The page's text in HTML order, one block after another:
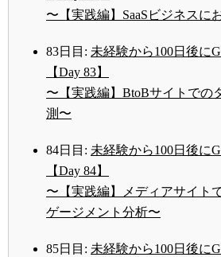
〜【実践編】SaaSビジネスに
83日目: 未経験から100日後に
【Day 83】
〜【実践編】BtoBサイトでの
測〜
84日目: 未経験から100日後に
【Day 84】
〜【実践編】メディアサイト
ゲージメント分析〜
85日目: 未経験から100日後に